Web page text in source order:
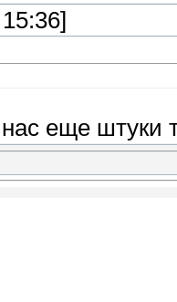
еще штуки